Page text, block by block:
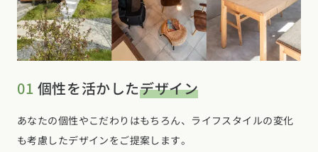
01 個性を活かしたデザイン
あなたの個性やこだわりはもちろん、ライフスタイルの変化
も考慮したデザインをご提案します。